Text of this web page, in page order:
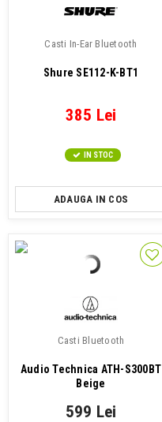
Casti In-Ear Bluetooth
Shure SE112-K-BT1
385 Lei
IN STOC
ADAUGA IN COS
Casti Bluetooth
Audio Technica ATH-S300BT
Beige
599 Lei